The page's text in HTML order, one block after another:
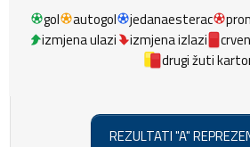
gol autogol jedanaesterac
izmjena ulazi
izmjena izlazi
drugi žuti
REZULTATI "A"